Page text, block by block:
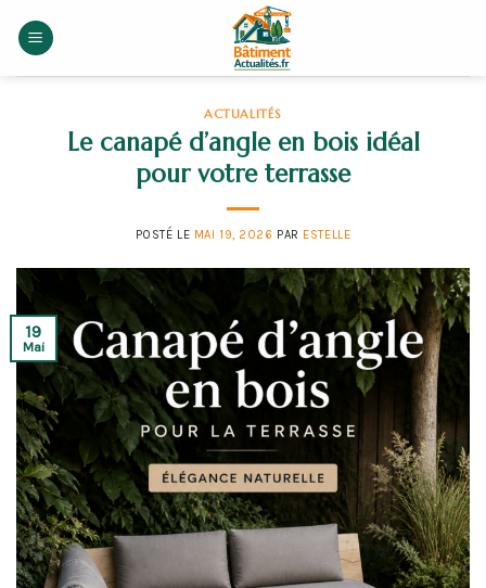
ACTUALITÉS
Le canapé d’angle en bois idéal
pour votre terrasse
POSTÉ LE MAI 19, 2026 PAR ESTELLE
19
Mai